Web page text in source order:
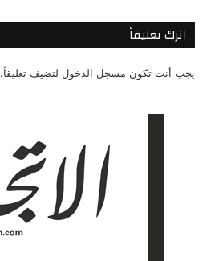
اترك تعليقاً
يجب أنت تكون مسجل الدخول لتضيف تعليقاً.